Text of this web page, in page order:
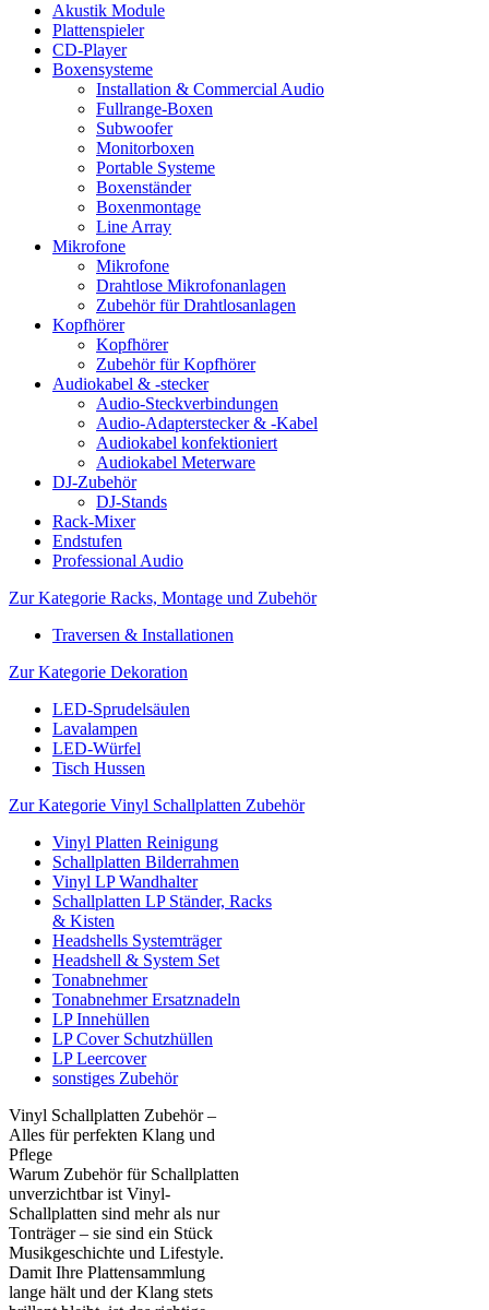
Akustik Module
Plattenspieler
CD-Player
Boxensysteme
Installation & Commercial Audio
Fullrange-Boxen
Subwoofer
Monitorboxen
Portable Systeme
Boxenständer
Boxenmontage
Line Array
Mikrofone
Mikrofone
Drahtlose Mikrofonanlagen
Zubehör für Drahtlosanlagen
Kopfhörer
Kopfhörer
Zubehör für Kopfhörer
Audiokabel & -stecker
Audio-Steckverbindungen
Audio-Adapterstecker & -Kabel
Audiokabel konfektioniert
Audiokabel Meterware
DJ-Zubehör
DJ-Stands
Rack-Mixer
Endstufen
Professional Audio
Zur Kategorie Racks, Montage und Zubehör
Traversen & Installationen
Zur Kategorie Dekoration
LED-Sprudelsäulen
Lavalampen
LED-Würfel
Tisch Hussen
Zur Kategorie Vinyl Schallplatten Zubehör
Vinyl Platten Reinigung
Schallplatten Bilderrahmen
Vinyl LP Wandhalter
Schallplatten LP Ständer, Racks
& Kisten
Headshells Systemträger
Headshell & System Set
Tonabnehmer
Tonabnehmer Ersatznadeln
LP Innehüllen
LP Cover Schutzhüllen
LP Leercover
sonstiges Zubehör
Vinyl Schallplatten Zubehör –
Alles für perfekten Klang und
Pflege
Warum Zubehör für Schallplatten
unverzichtbar ist Vinyl-
Schallplatten sind mehr als nur
Tonträger – sie sind ein Stück
Musikgeschichte und Lifestyle.
Damit Ihre Plattensammlung
lange hält und der Klang stets